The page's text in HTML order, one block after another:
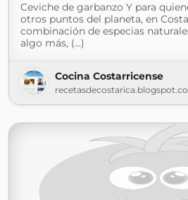
Ceviche de garbanzo Y para
otros puntos del planeta, en
combinación de especias
algo más, (...)
Cocina Costarricense